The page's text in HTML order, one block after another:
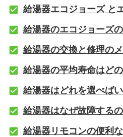
給湯器エコジョーズ と
給湯器のエコジョーズ
給湯器の交換と修理の
給湯器の平均寿命はど
給湯器はどれを選べば
給湯器はなぜ故障する
給湯器リモコンの便利